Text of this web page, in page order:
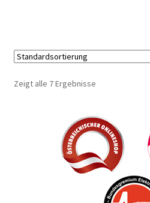
Zeigt alle 7 Ergebnisse